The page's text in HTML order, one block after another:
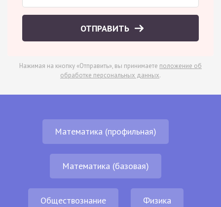
ОТПРАВИТЬ
Нажимая на кнопку «Отправить», вы принимаете положение об
обработке персональных данных.
Математика (профильная)
Математика (базовая)
Обществознание Физика